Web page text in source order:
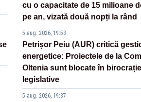
cu o capacitate de 15 milioane
pe an, vizată două nopți la rând
5 aug. 2026, 19:53
Petrișor Peiu (AUR) critică
energetice: Proiectele de la
Oltenia sunt blocate în
legislative
5 aug. 2026, 19:37